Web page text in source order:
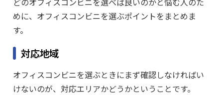
めに、オフィスコンビニを選ぶポイントをまとめま
す。
対応地域
オフィスコンビニを選ぶときにまず確認しなければい
けないのが、対応エリアかどうかということです。